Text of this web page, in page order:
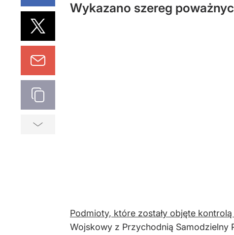
Wykazano szereg
Podmioty, które zostały objęte kontrolą
Wojskowy z Przychodnią Samodzielny